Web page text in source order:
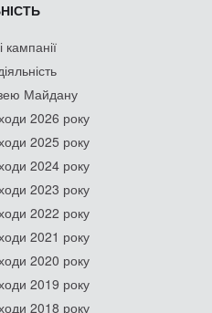
кампанії
Майдану
2026 року
2025 року
2024 року
2023 року
2022 року
2021 року
2020 року
2019 року
2018 року